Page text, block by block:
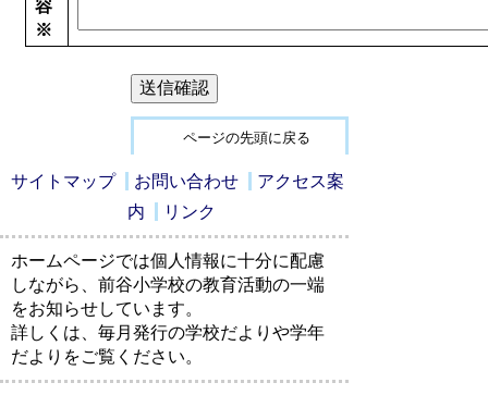
容
※
ページの先頭に戻る
サイトマップ お問い合わせ
アクセス案
内
リンク
ホームページでは個人情報に十分に配慮
しながら、前谷小学校の教育活動の一端
をお知らせしています。
詳しくは、毎月発行の学校だよりや学年
だよりをご覧ください。